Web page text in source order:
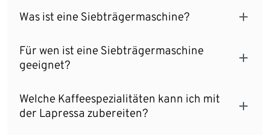
Was ist eine Siebträgermaschine?
Für wen ist eine Siebträgermaschine
geeignet?
Welche Kaffeespezialitäten kann ich mit
der Lapressa zubereiten?